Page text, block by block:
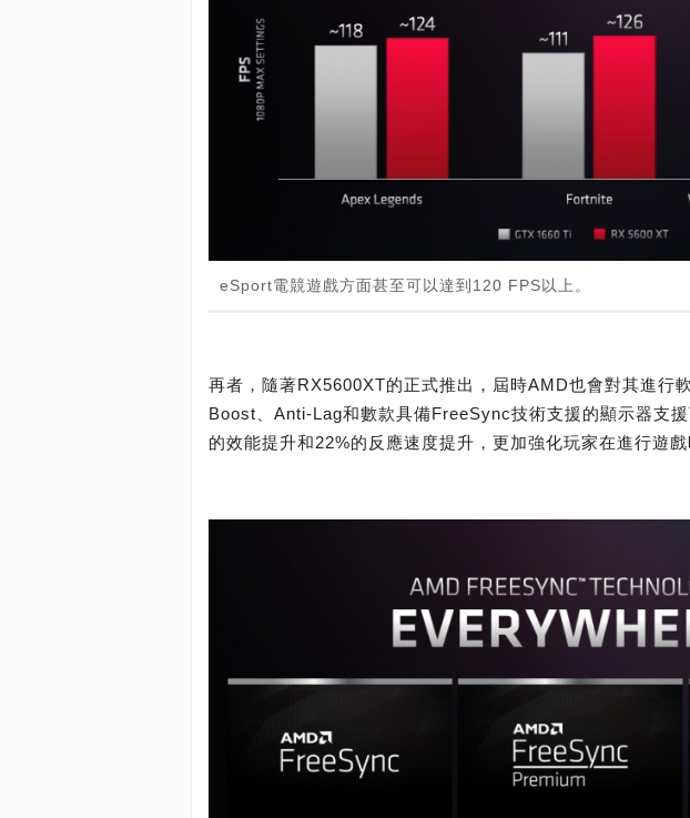
eSport電競遊戲方面甚至可以達到120 FPS以上。
再者，隨著RX5600XT的正式推出，屆時AMD也會對其進行
Boost、Anti-Lag和數款具備FreeSync技術支援的顯示器支
的效能提升和22%的反應速度提升，更加強化玩家在進行遊戲